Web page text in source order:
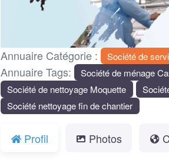
Annuaire Catégorie : Société de
Annuaire Tags: Société de ménage
Société de nettoyage Moquette
Société nettoyage fin de chantier
Profil Photos